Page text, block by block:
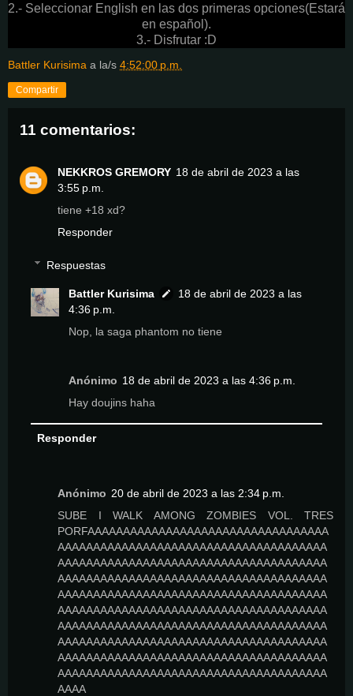
2.- Seleccionar English en las dos primeras opciones(Estará
en español).
3.- Disfrutar :D
Battler Kurisima a la/s 4:52:00 p.m.
Compartir
11 comentarios:
NEKKROS GREMORY 18 de abril de 2023 a las
3:55 p.m.
tiene +18 xd?
Responder
Respuestas
Battler Kurisima
18 de abril de 2023 a las
4:36 p.m.
Nop, la saga phantom no tiene
Anónimo 18 de abril de 2023 a las 4:36 p.m.
Hay doujins haha
Responder
Anónimo 20 de abril de 2023 a las 2:34 p.m.
SUBE I WALK AMONG ZOMBIES VOL. TRES
PORFAAAAAAAAAAAAAAAAAAAAAAAAAAAAAAAAAA
AAAAAAAAAAAAAAAAAAAAAAAAAAAAAAAAAAAAAA
AAAAAAAAAAAAAAAAAAAAAAAAAAAAAAAAAAAAAA
AAAAAAAAAAAAAAAAAAAAAAAAAAAAAAAAAAAAAA
AAAAAAAAAAAAAAAAAAAAAAAAAAAAAAAAAAAAAA
AAAAAAAAAAAAAAAAAAAAAAAAAAAAAAAAAAAAAA
AAAAAAAAAAAAAAAAAAAAAAAAAAAAAAAAAAAAAA
AAAAAAAAAAAAAAAAAAAAAAAAAAAAAAAAAAAAAA
AAAAAAAAAAAAAAAAAAAAAAAAAAAAAAAAAAAAAA
AAAAAAAAAAAAAAAAAAAAAAAAAAAAAAAAAAAAAA
AAAA